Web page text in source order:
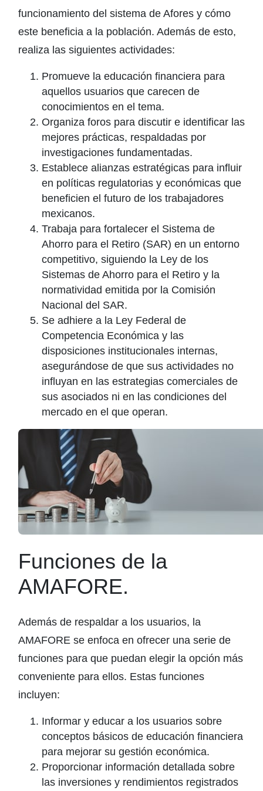
funcionamiento del sistema de Afores y cómo
este beneficia a la población. Además de esto,
realiza las siguientes actividades:
Promueve la educación financiera para
aquellos usuarios que carecen de
conocimientos en el tema.
Organiza foros para discutir e identificar las
mejores prácticas, respaldadas por
investigaciones fundamentadas.
Establece alianzas estratégicas para influir
en políticas regulatorias y económicas que
beneficien el futuro de los trabajadores
mexicanos.
Trabaja para fortalecer el Sistema de
Ahorro para el Retiro (SAR) en un entorno
competitivo, siguiendo la Ley de los
Sistemas de Ahorro para el Retiro y la
normatividad emitida por la Comisión
Nacional del SAR.
Se adhiere a la Ley Federal de
Competencia Económica y las
disposiciones institucionales internas,
asegurándose de que sus actividades no
influyan en las estrategias comerciales de
sus asociados ni en las condiciones del
mercado en el que operan.
Funciones de la
AMAFORE.
Además de respaldar a los usuarios, la
AMAFORE se enfoca en ofrecer una serie de
funciones para que puedan elegir la opción más
conveniente para ellos. Estas funciones
incluyen:
Informar y educar a los usuarios sobre
conceptos básicos de educación financiera
para mejorar su gestión económica.
Proporcionar información detallada sobre
las inversiones y rendimientos registrados